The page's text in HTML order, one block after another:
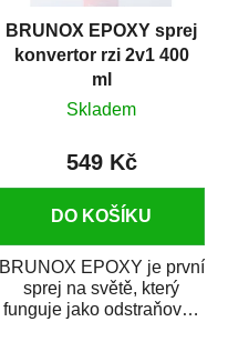
BRUNOX EPOXY sprej
konvertor rzi 2v1 400
ml
Skladem
549 Kč
DO KOŠÍKU
BRUNOX EPOXY je první
sprej na světě, který
funguje jako odstraňovač